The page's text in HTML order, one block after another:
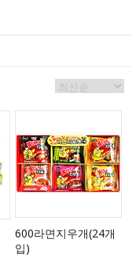
600라면지우개(24개
입)